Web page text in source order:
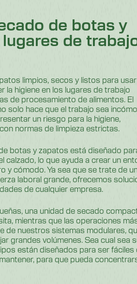
de botas y
de
limpios, secos y listos para
la higiene en los lugares de trabajo
de procesamiento de alimentos. El
solo hace que el trabajo sea
un riesgo para la higiene,
normas de limpieza estrictas.
botas y zapatos está diseñado
calzado, lo que ayuda a crear un
y cómodo. Ya sea que se trate de
laboral grande, ofrecemos
de cualquier empresa.
una unidad de secado
mientras que las operaciones
de nuestros sistemas modulares,
grandes volúmenes. Sea cual sea
están diseñados para ser fáciles
para que pueda